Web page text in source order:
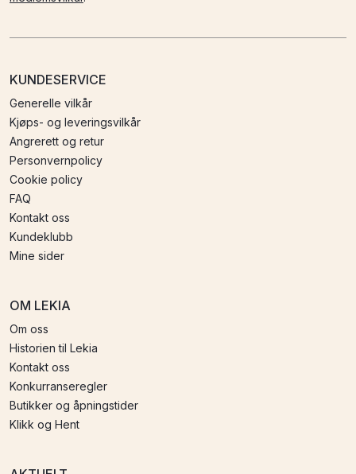
KUNDESERVICE
Generelle vilkår
Kjøps- og leveringsvilkår
Angrerett og retur
Personvernpolicy
Cookie policy
FAQ
Kontakt oss
Kundeklubb
Mine sider
OM LEKIA
Om oss
Historien til Lekia
Kontakt oss
Konkurranseregler
Butikker og åpningstider
Klikk og Hent